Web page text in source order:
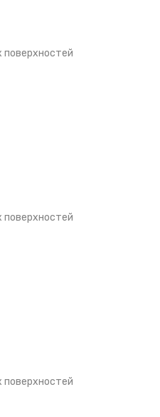
поверхностей
поверхностей
поверхностей